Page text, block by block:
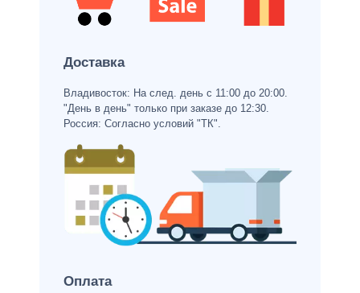
Доставка
Владивосток: На след. день с 11:00 до 20:00.
"День в день" только при заказе до 12:30.
Россия: Согласно условий "ТК".
Оплата